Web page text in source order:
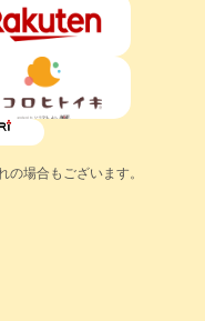
場合もございます。